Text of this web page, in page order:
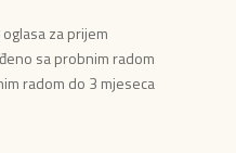
za prijem
sa probnim radom
radom do 3 mjeseca